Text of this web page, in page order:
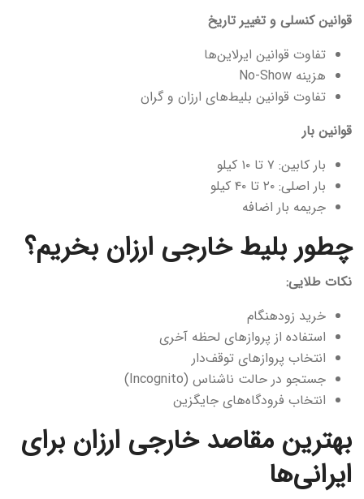
قوانین کنسلی و تغییر تاریخ
تفاوت قوانین ایرلاین‌ها
هزینه No-Show
تفاوت قوانین بلیط‌های ارزان و گران
قوانین بار
بار کابین: ۷ تا ۱۰ کیلو
بار اصلی: ۲۰ تا ۴۰ کیلو
جریمه بار اضافه
چطور بلیط خارجی ارزان بخریم؟
نکات طلایی:
خرید زودهنگام
استفاده از پروازهای لحظه آخری
انتخاب پروازهای توقف‌دار
جستجو در حالت ناشناس (Incognito)
انتخاب فرودگاه‌های جایگزین
بهترین مقاصد خارجی ارزان برای
ایرانی‌ها